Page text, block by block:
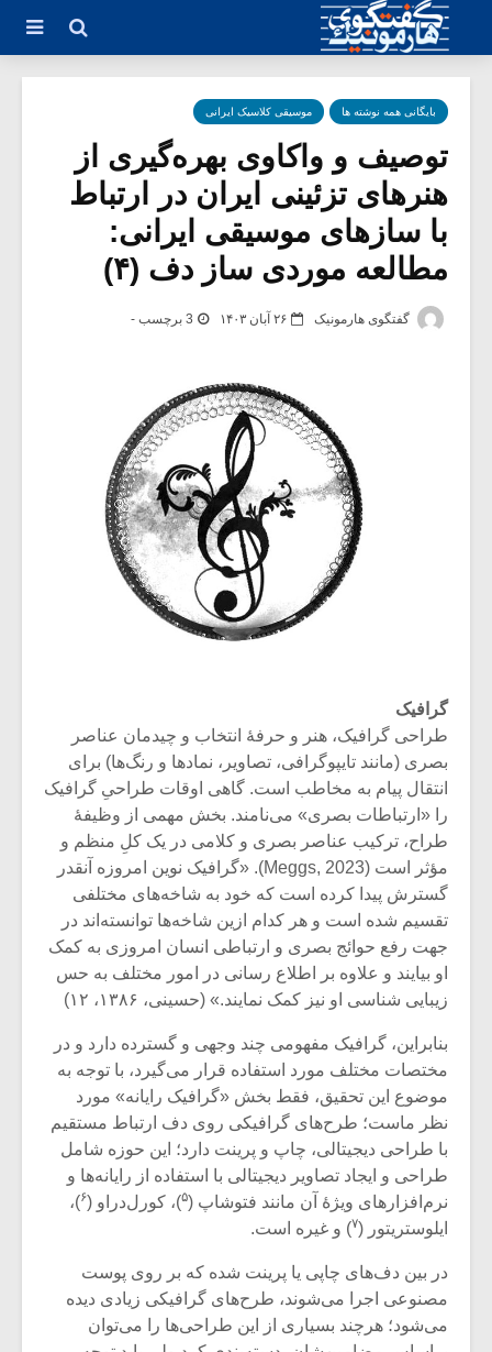
بایگانی همه نوشته ها موسیقی کلاسیک ایرانی
توصیف و واکاوی بهره‌گیری از
هنرهای تزئینی ایران در ارتباط
با سازهای موسیقی ایرانی:
مطالعه موردی ساز دف (۴)
گفتگوی هارمونیک ۲۶ آبان ۱۴۰۳ 3 برچسب -
گرافیک
طراحی گرافیک، هنر و حرفۀ انتخاب و چیدمان عناصر
بصری (مانند تایپوگرافی، تصاویر، نمادها و رنگ‌ها) برای
انتقال پیام به مخاطب است. گاهی اوقات طراحیِ گرافیک
را «ارتباطات بصری» می‌نامند. بخش مهمی از وظیفۀ
طراح، ترکیب عناصر بصری و کلامی در یک کلِ منظم و
مؤثر است (Meggs, 2023). «گرافیک نوین امروزه آنقدر
گسترش پیدا کرده است که خود به شاخه‌های مختلفی
تقسیم شده است و هر کدام ازین شاخه‌ها توانسته‌اند در
جهت رفع حوائج بصری و ارتباطی انسان امروزی به کمک
او بیایند و علاوه بر اطلاع رسانی در امور مختلف به حس
زیبایی شناسی او نیز کمک نمایند.» (حسینی، ۱۳۸۶، ۱۲)
بنابراین، گرافیک مفهومی چند وجهی و گسترده دارد و در
مختصات مختلف مورد استفاده قرار می‌گیرد، با توجه به
موضوع این تحقیق، فقط بخش «گرافیک رایانه» مورد
نظر ماست؛ طرح‌های گرافیکی روی دف ارتباط مستقیم
با طراحی دیجیتالی، چاپ و پرینت دارد؛ این حوزه شامل
طراحی و ایجاد تصاویر دیجیتالی با استفاده از رایانه‌ها و
نرم‌افزارهای ویژۀ آن مانند فتوشاپ (۵)، کورل‌دراو (۶)،
ایلوستریتور (۷) و غیره است.
در بین دف‌های چاپی یا پرینت شده که بر روی پوست
مصنوعی اجرا می‌شوند، طرح‌های گرافیکی زیادی دیده
می‌شود؛ هرچند بسیاری از این طراحی‌ها را می‌توان
میکلوش روژا